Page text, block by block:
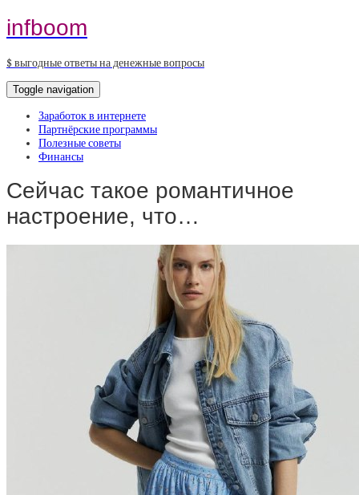
infboom
$ выгодные ответы на денежные вопросы
Toggle navigation
Заработок в интернете
Партнёрские программы
Полезные советы
Финансы
Сейчас такое романтичное
настроение, что…